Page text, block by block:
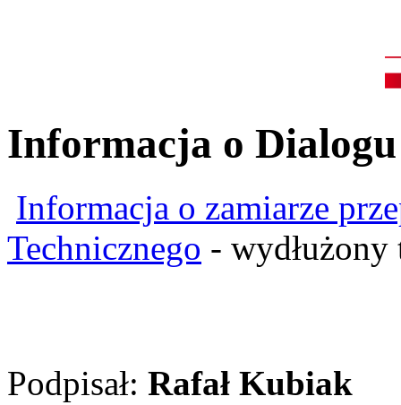
Informacja o
Informacja o zamiarze
Technicznego -
Podpisał: Rafał Kubiak